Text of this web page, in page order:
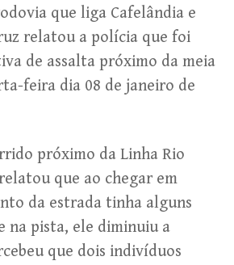
que liga Cafelândia e
relatou a polícia que foi
de assalta próximo da meia
feira dia 08 de janeiro de
próximo da Linha Rio
que ao chegar em
da estrada tinha alguns
na pista, ele diminuiu a
que dois indivíduos